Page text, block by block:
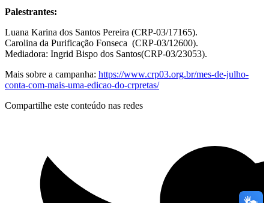
Palestrantes:
Luana Karina dos Santos Pereira (CRP-03/17165).
Carolina da Purificação Fonseca (CRP-03/12600).
Mediadora: Ingrid Bispo dos Santos(CRP-03/23053).
Mais sobre a campanha: https://www.crp03.org.br/mes-de-julho-
conta-com-mais-uma-edicao-do-crpretas/
Compartilhe este conteúdo nas redes